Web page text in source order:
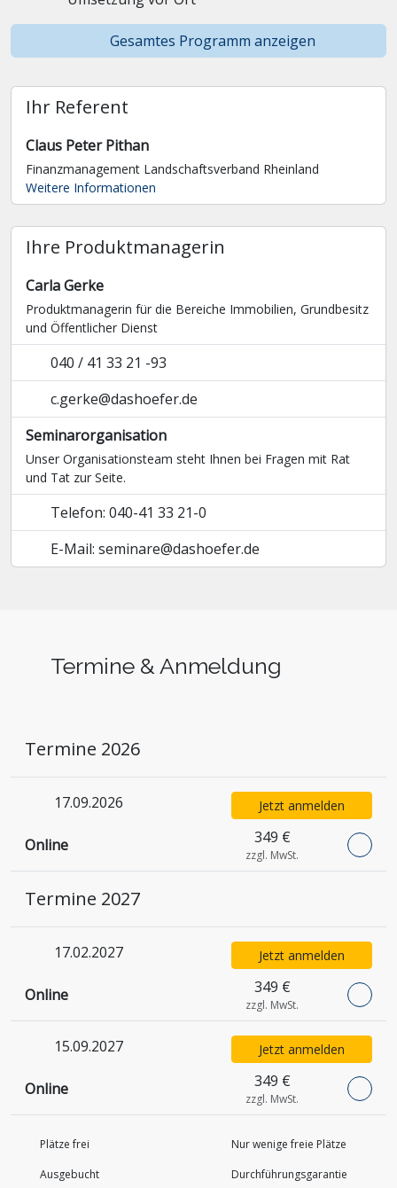
Gesamtes Programm anzeigen
Ihr Referent
Claus Peter Pithan
Finanzmanagement Landschaftsverband Rheinland
Weitere Informationen
Ihre Produktmanagerin
Carla Gerke
Produktmanagerin für die Bereiche Immobilien, Grundbesitz
und Öffentlicher Dienst
040 / 41 33 21 -93
c.gerke@dashoefer.de
Seminarorganisation
Unser Organisationsteam steht Ihnen bei Fragen mit Rat
und Tat zur Seite.
Telefon: 040-41 33 21-0
E-Mail: seminare@dashoefer.de
Termine & Anmeldung
Termine 2026
17.09.2026
Online 349 €
zzgl. MwSt.
Jetzt anmelden
Termine 2027
17.02.2027
Online 349 €
zzgl. MwSt.
Jetzt anmelden
15.09.2027
Online 349 €
zzgl. MwSt.
Jetzt anmelden
Plätze frei
Nur wenige freie Plätze
Ausgebucht
Durchführungs­garantie